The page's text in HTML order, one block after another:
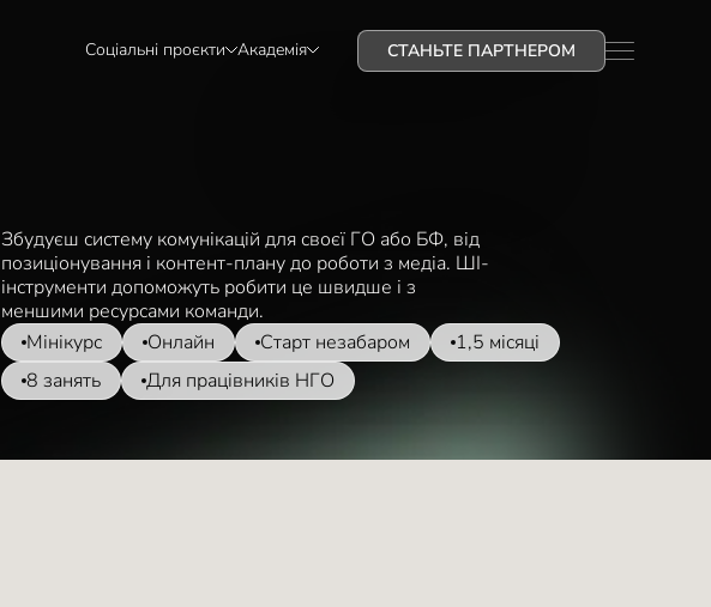
Соціальні проєкти Академія СТАНЬТЕ ПАРТНЕРОМ
Збудуєш систему комунікацій для своєї ГО або БФ, від
позиціонування і контент-плану до роботи з медіа. ШІ-
інструменти допоможуть робити це швидше і з
меншими ресурсами команди.
Мінікурс
Онлайн Старт незабаром
1,5 місяці
8 занять
Для працівників НГО